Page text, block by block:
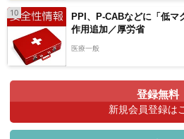
10
PPI、P-CABなどに「低マ
作用追加／厚労省
医療一般
登録無料
新規会員登録は